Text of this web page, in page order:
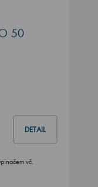
50
DETAIL
vč.